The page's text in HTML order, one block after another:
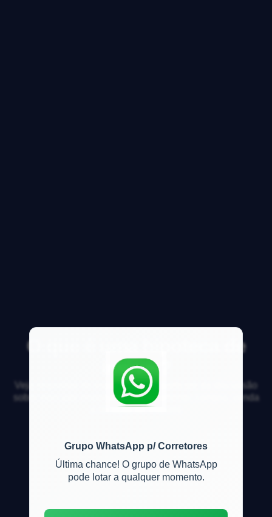
Grupo WhatsApp p/ Corretores
Última chance! O grupo de WhatsApp
pode lotar a qualquer momento.
O que é uma hipoteca de
imóvel?
Veja respostas de especialistas e participe da discussão
sobre mercado imobiliário, financiamento, compra, venda
e locação de imóveis